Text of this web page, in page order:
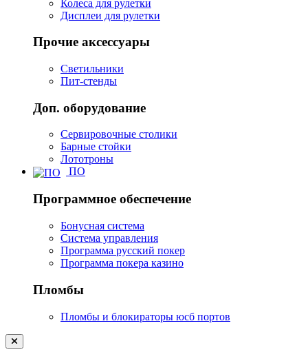
Колеса для рулетки
Дисплеи для рулетки
Прочие аксессуары
Светильники
Пит-стенды
Доп. оборудование
Сервировочные столики
Барные стойки
Лототроны
ПО
Программное обеспечение
Бонусная система
Система управления
Программа русский покер
Программа покера казино
Пломбы
Пломбы и блокираторы юсб портов